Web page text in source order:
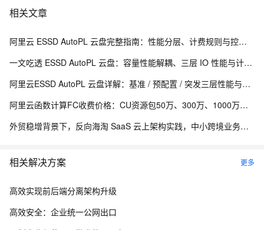
相关文章
阿里云 ESSD AutoPL 云盘完整指南：性能分层、计费规则与控制台操作
一文吃透 ESSD AutoPL 云盘：容量性能解耦、三层 IO 性能与计费测算
阿里云ESSD AutoPL 云盘详解：基准 / 预配置 / 突发三层性能与费用封顶机制
阿里云函数计算FC收费价格：CU资源包50万、300万、1000万、2亿、20亿及4000万CU费用清单
外贸稳增背景下，反向海淘 SaaS 云上架构实践，中小跨境业务如何低成本扛住流量脉冲
相关解决方案 更多
高效实现前后端分离架构升级
高效安全：企业统一公网出口